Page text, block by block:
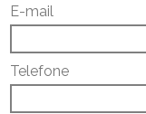
E-mail
Telefone